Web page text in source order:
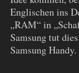
Englischen ins
„RAM“ in
Samsung tut
Samsung